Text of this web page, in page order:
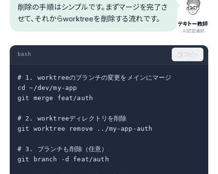
テキトー教師
.AI認定講師
削除の手順はシンプルです。まずマージを完了さ
せて、それからworktreeを削除する流れです。
bash コピー
# 1. worktreeのブランチの変更をメインにマージ
cd ~/dev/my-app
git merge feat/auth
# 2. worktreeディレクトリを削除
git worktree remove ../my-app-auth
# 3. ブランチも削除（任意）
git branch -d feat/auth